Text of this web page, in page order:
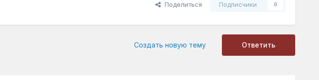
Поделиться Подписчики 0
Ответить
Создать новую тему